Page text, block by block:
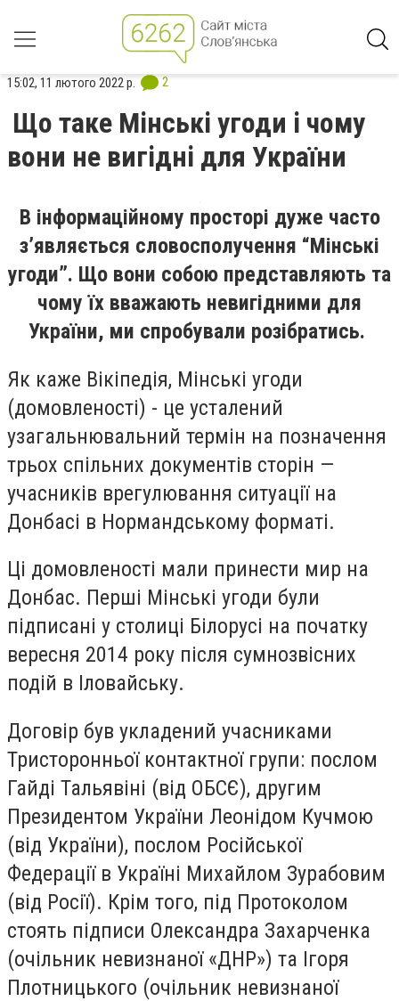
15:02, 11 лютого 2022 р. 2
Що таке Мінські угоди і чому
вони не вигідні для України
В інформаційному просторі дуже часто
з’являється словосполучення “Мінські
угоди”. Що вони собою представляють та
чому їх вважають невигідними для
України, ми спробували розібратись.
Як каже Вікіпедія, Мінські угоди
(домовленості) - це усталений
узагальнювальний термін на позначення
трьох спільних документів сторін —
учасників врегулювання ситуації на
Донбасі в Нормандському форматі.
Ці домовленості мали принести мир на
Донбас. Перші Мінські угоди були
підписані у столиці Білорусі на початку
вересня 2014 року після сумнозвісних
подій в Іловайську.
Договір був укладений учасниками
Тристоронньої контактної групи: послом
Гайді Тальявіні (від ОБСЄ), другим
Президентом України Леонідом Кучмою
(від України), послом Російської
Федерації в Україні Михайлом Зурабовим
(від Росії). Крім того, під Протоколом
стоять підписи Олександра Захарченка
(очільник невизнаної «ДНР») та Ігоря
Плотницького (очільник невизнаної